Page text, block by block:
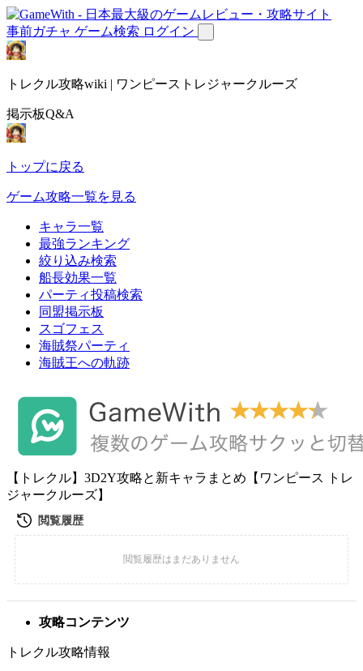
事前ガチャ ゲーム検索 ログイン
トレクル攻略wiki | ワンピーストレジャークルーズ
掲示板Q&A
トップに戻る
ゲーム攻略一覧を見る
キャラ一覧
最強ランキング
絞り込み検索
船長効果一覧
パーティ投稿検索
同盟掲示板
スゴフェス
海賊祭パーティ
海賊王への軌跡
【トレクル】3D2Y攻略と新キャラまとめ【ワンピース トレ
ジャークルーズ】
攻略コンテンツ
トレクル攻略情報